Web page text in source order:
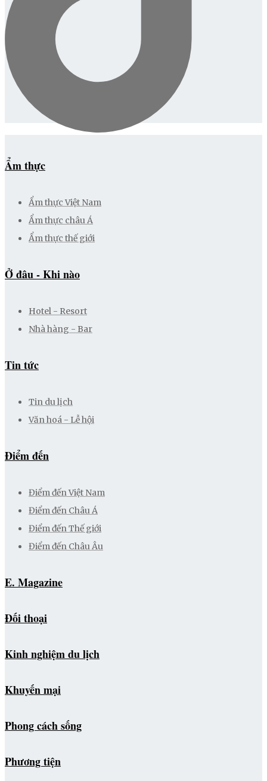
Ẩm thực
Ẩm thực Việt Nam
Ẩm thực châu Á
Ẩm thực thế giới
Ở đâu - Khi nào
Hotel - Resort
Nhà hàng - Bar
Tin tức
Tin du lịch
Văn hoá - Lễ hội
Điểm đến
Điểm đến Việt Nam
Điểm đến Châu Á
Điểm đến Thế giới
Điểm đến Châu Âu
E. Magazine
Đối thoại
Kinh nghiệm du lịch
Khuyến mại
Phong cách sống
Phương tiện